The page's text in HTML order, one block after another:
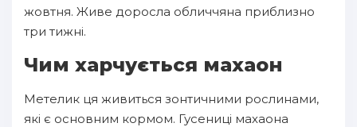
жовтня. Живе доросла обличчяна приблизно
три тижні.
Чим харчується махаон
Метелик ця живиться зонтичними рослинами,
які є основним кормом. Гусениці махаона